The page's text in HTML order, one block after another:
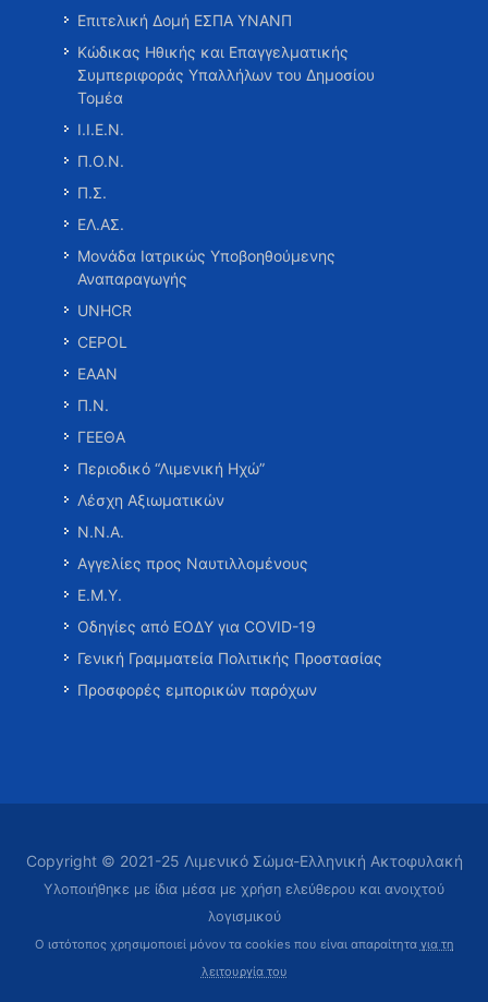
Επιτελική Δομή ΕΣΠΑ ΥΝΑΝΠ
Κώδικας Ηθικής και Επαγγελματικής
Συμπεριφοράς Υπαλλήλων του Δημοσίου
Τομέα
Ι.Ι.Ε.Ν.
Π.Ο.Ν.
Π.Σ.
ΕΛ.ΑΣ.
Μονάδα Ιατρικώς Υποβοηθούμενης
Αναπαραγωγής
UNHCR
CEPOL
ΕΑΑΝ
Π.Ν.
ΓΕΕΘΑ
Περιοδικό “Λιμενική Ηχώ”
Λέσχη Αξιωματικών
Ν.Ν.Α.
Αγγελίες προς Ναυτιλλομένους
Ε.Μ.Υ.
Οδηγίες από ΕΟΔΥ για COVID-19
Γενική Γραμματεία Πολιτικής Προστασίας
Προσφορές εμπορικών παρόχων
Copyright © 2021-25 Λιμενικό Σώμα-Ελληνική Ακτοφυλακή
Υλοποιήθηκε με ίδια μέσα με χρήση ελεύθερου και ανοιχτού
λογισμικού
Ο ιστότοπος χρησιμοποιεί μόνον τα cookies που είναι απαραίτητα για τη
λειτουργία του